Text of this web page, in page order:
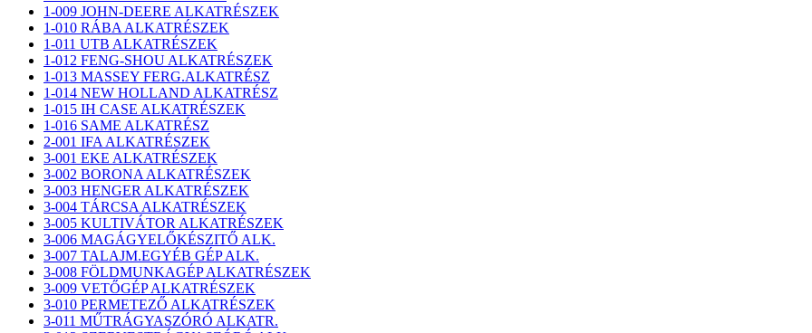
1-009 JOHN-DEERE ALKATRÉSZEK
1-010 RÁBA ALKATRÉSZEK
1-011 UTB ALKATRÉSZEK
1-012 FENG-SHOU ALKATRÉSZEK
1-013 MASSEY FERG.ALKATRÉSZ
1-014 NEW HOLLAND ALKATRÉSZ
1-015 IH CASE ALKATRÉSZEK
1-016 SAME ALKATRÉSZ
2-001 IFA ALKATRÉSZEK
3-001 EKE ALKATRÉSZEK
3-002 BORONA ALKATRÉSZEK
3-003 HENGER ALKATRÉSZEK
3-004 TÁRCSA ALKATRÉSZEK
3-005 KULTIVÁTOR ALKATRÉSZEK
3-006 MAGÁGYELŐKÉSZITŐ ALK.
3-007 TALAJM.EGYÉB GÉP ALK.
3-008 FÖLDMUNKAGÉP ALKATRÉSZEK
3-009 VETŐGÉP ALKATRÉSZEK
3-010 PERMETEZŐ ALKATRÉSZEK
3-011 MŰTRÁGYASZÓRÓ ALKATR.